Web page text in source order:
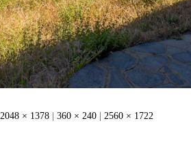
2048 × 1378 360 × 240 2560 × 1722